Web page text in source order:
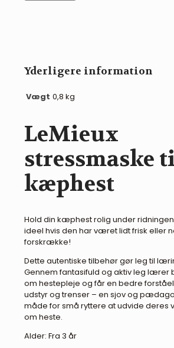
Yderligere information
Vægt 0,8 kg
LeMieux
stressmaske
kæphest
Hold din kæphest rolig under
ideel hvis den har været lidt frisk eller
forskrække!
Dette autentiske tilbehør gør leg til
Gennem fantasifuld og aktiv leg lærer
om hestepleje og får en bedre
udstyr og trenser – en sjov og
måde for små ryttere at udvide deres
om heste.
Alder: Fra 3 år